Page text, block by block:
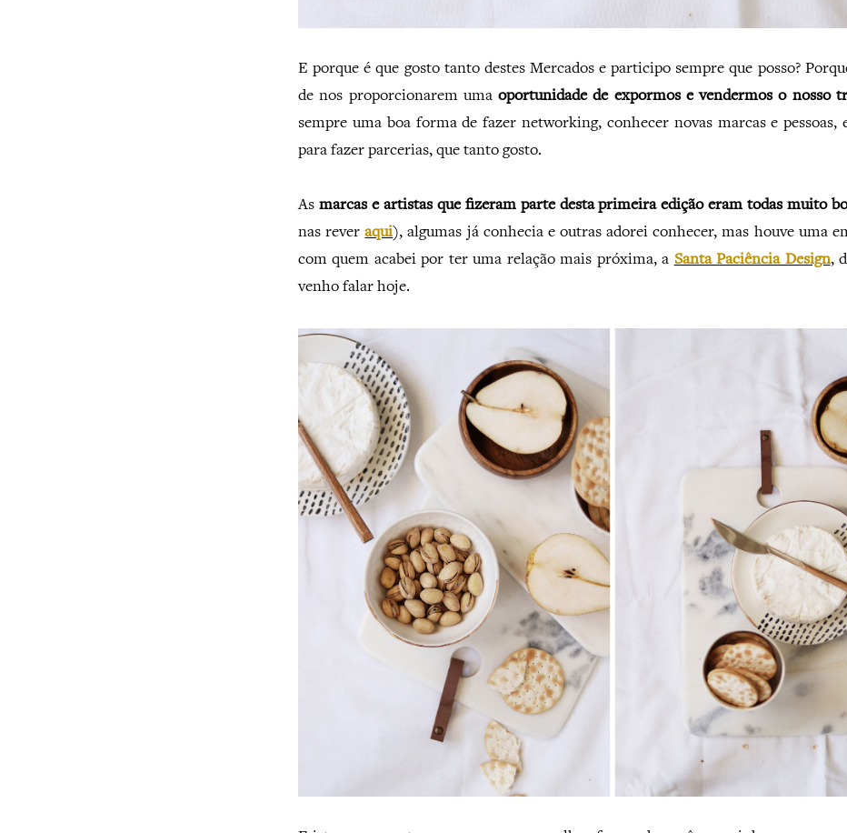
E porque é que gosto tanto destes Mercados e participo sempre que posso?
de nos proporcionarem uma oportunidade de expormos e vendermos o nosso
sempre uma boa forma de fazer networking, conhecer novas marcas e pessoas,
para fazer parcerias, que tanto gosto.
As marcas e artistas que fizeram parte desta primeira edição eram todas muito
nas reveraqui), algumas já conhecia e outras adorei conhecer, mas houve uma
com quem acabei por ter uma relação mais próxima, a Santa Paciência Design,
venho falar hoje.